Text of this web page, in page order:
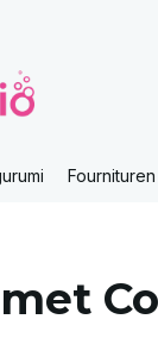
Fournituren